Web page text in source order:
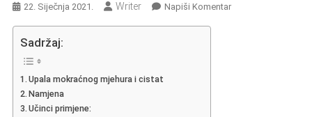
22. Siječnja 2021. Writer Napiši KomentarOn
Sadržaj:
Upala mokraćnog mjehura i cistat
Namjena
Učinci primjene: